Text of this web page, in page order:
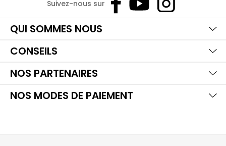
Suivez-nous sur
QUI SOMMES NOUS
CONSEILS
NOS PARTENAIRES
NOS MODES DE PAIEMENT